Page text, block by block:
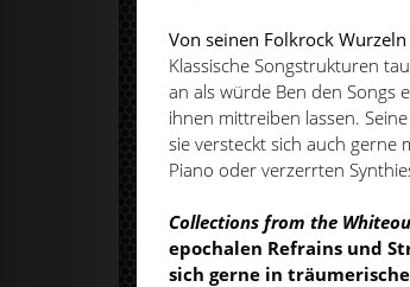
Von seinen Folkrock
Klassische Songstrukturen
an als würde Ben den Songs
ihnen mittreiben lassen.
sie versteckt sich auch
Piano oder verzerrten
Collections from the
epochalen Refrains und
sich gerne in